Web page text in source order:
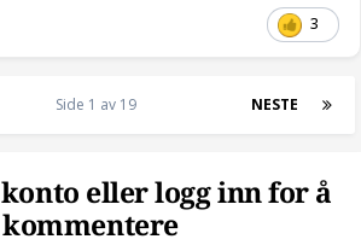
3
NESTE
Side 1 av 19
eller logg inn for å
kommentere